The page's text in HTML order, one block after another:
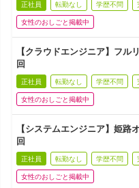
正社員 転勤なし 学歴不問
女性のおしごと掲載中
【クラウドエンジニア】フル
回
正社員 転勤なし 学歴不問
女性のおしごと掲載中
【システムエンジニア】姫路
回
正社員 転勤なし 学歴不問
女性のおしごと掲載中